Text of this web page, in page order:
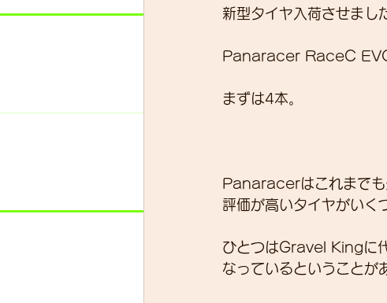
グループライド
新型タイヤ入荷させまし
Panaracer RaceC
まずは4本。
Panaracerはこれまでも
評価が高いタイヤがいく
ひとつはGravel Kingに
なっているということが